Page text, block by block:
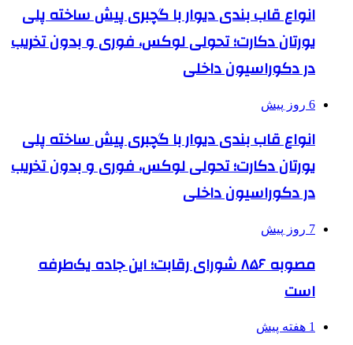
انواع قاب بندی دیوار با گچبری پیش ساخته پلی
یورتان دکارت؛ تحولی لوکس، فوری و بدون تخریب
در دکوراسیون داخلی
6 روز پیش
انواع قاب بندی دیوار با گچبری پیش ساخته پلی
یورتان دکارت؛ تحولی لوکس، فوری و بدون تخریب
در دکوراسیون داخلی
7 روز پیش
مصوبه ۸۵۶ شورای رقابت؛ این جاده یک‌طرفه
است
1 هفته پیش